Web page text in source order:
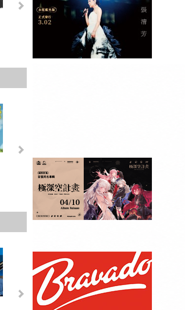
怪奇比莉 BILLIE
蘿兒 Lorde _ 聖女
莎賓娜卡本特
Sabrina ...
初音未來 _
MAGICAL ...
贈品：SPECIAL
BOOK+視覺貼紙
10張SET+特典影
戴安娜‧克瑞兒
環球DG古典音樂